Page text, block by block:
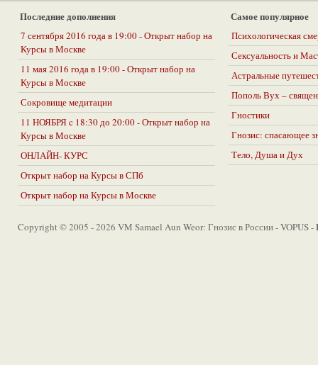
Последние дополнения
7 сентября 2016 года в 19:00 - Открыт набор на
Курсы в Москве
11 мая 2016 года в 19:00 - Открыт набор на
Курсы в Москве
Сокровище медитации
11 НОЯБРЯ c 18:30 до 20:00 - Открыт набор на
Курсы в Москве
ОНЛАЙН- КУРС
Открыт набор на Курсы в СПб
Открыт набор на Курсы в Москве
Самое популярное
Психологическая
Сексуальность и
Астральные
Пополь Вух –
Гностики
Гнозис: спасающее
Тело, Душа и Дух
Copyright © 2005 - 2026 VM Samael Aun Weor: Гнозис в России - VOPUS -